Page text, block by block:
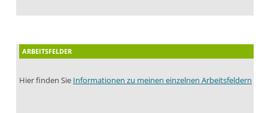
ARBEITSFELDER
Hier finden Sie Informationen zu meinen einzelnen Arbeitsfeldern